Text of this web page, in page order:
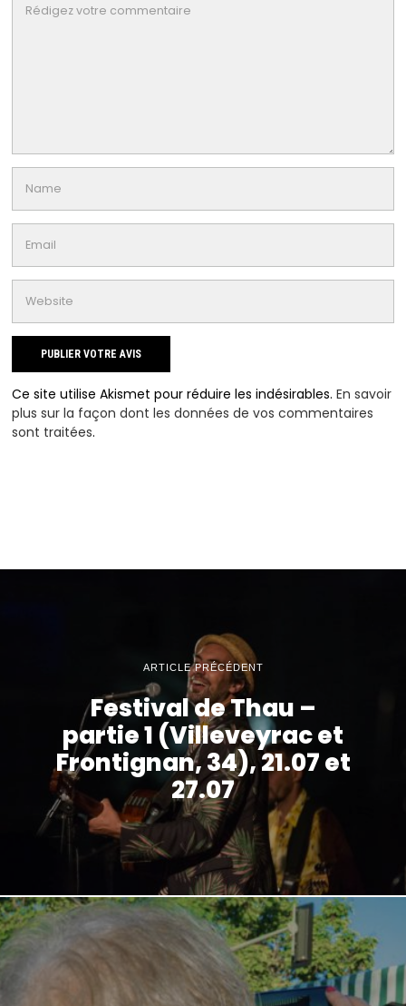
Ce site utilise Akismet pour réduire les indésirables.En savoir
plus sur la façon dont les données de vos commentaires
sont traitées.
ARTICLE PRÉCÉDENT
Festival de Thau –
partie 1 (Villeveyrac et
Frontignan, 34), 21.07 et
27.07